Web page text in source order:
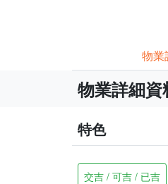
物業
物業詳細資
特色
交吉 / 可吉 / 已吉